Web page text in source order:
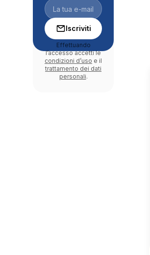
Iscriviti
Effettuando
l’accesso accetti le
condizioni d’uso e il
trattamento dei dati
personali.